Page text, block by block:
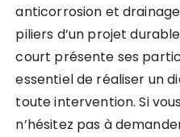
anticorrosion et
piliers d’un projet
court présente ses
essentiel de réaliser un
toute intervention. Si
n’hésitez pas à